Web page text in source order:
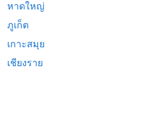
หาดใหญ่
ภูเก็ต
เกาะสมุย
เชียงราย